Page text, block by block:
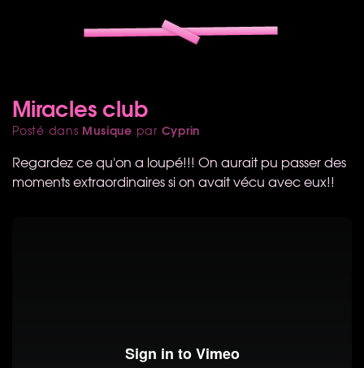
Miracles club
Posté dans Musique par Cyprin
Regardez ce qu'on a loupé!!! On aurait pu passer des
moments extraordinaires si on avait vécu avec eux!!